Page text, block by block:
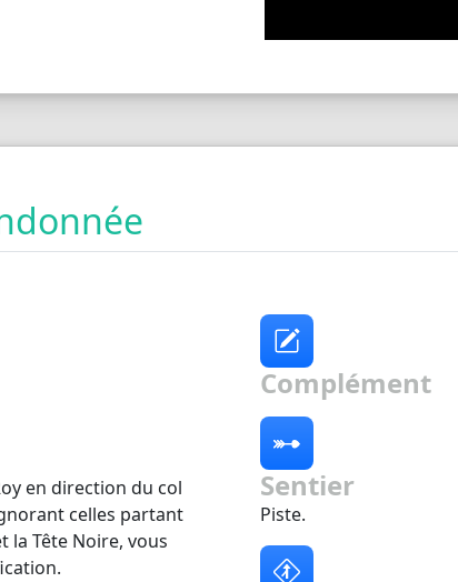
en direction du col
celles partant
la Tête Noire, vous
Complément
Sentier
Piste.